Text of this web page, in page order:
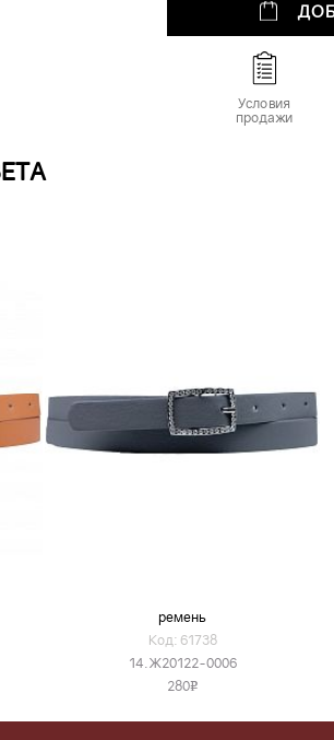
Условия
продажи
ремень
Код: 61738
14.Ж20122-0006
280v